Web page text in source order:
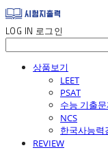
LOG IN 로그인
상품보기
LEET
PSAT
수능 기출문
NCS
한국사능력
REVIEW